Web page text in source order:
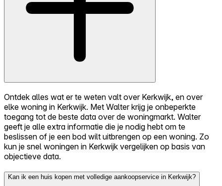
Ontdek alles wat er te weten valt over Kerkwijk, en over
elke woning in Kerkwijk. Met Walter krijg je onbeperkte
toegang tot de beste data over de woningmarkt. Walter
geeft je alle extra informatie die je nodig hebt om te
beslissen of je een bod wilt uitbrengen op een woning. Zo
kun je snel woningen in Kerkwijk vergelijken op basis van
objectieve data.
Kan ik een huis kopen met volledige aankoopservice in Kerkwijk?